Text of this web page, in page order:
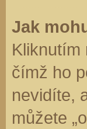
Jak
Kliknutím
čímž ho
nevidíte,
můžete